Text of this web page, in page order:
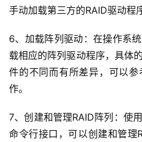
云
计
算
帮
助
手动加载第三方的RAID驱动程
6、加载阵列驱动：在操作系
载相应的阵列驱动程序，具体
件的不同而有所差异，可以
作。
7、创建和管理RAID阵列：使
命令行接口，可以创建和管理